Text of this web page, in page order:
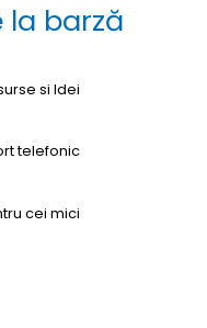
la barză
si Idei
telefonic
cei mici